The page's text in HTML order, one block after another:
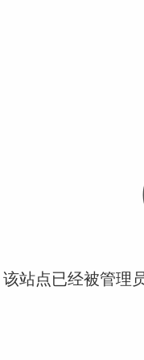
站点已经被管理